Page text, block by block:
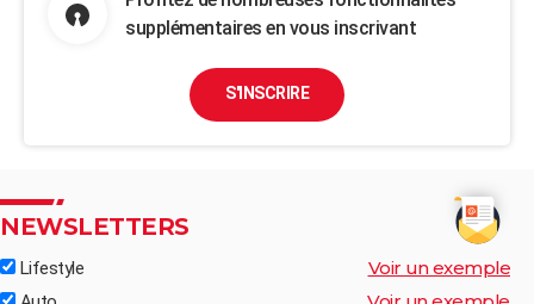
supplémentaires en vous inscrivant
S'INSCRIRE
NEWSLETTERS
Lifestyle Voir un exemple